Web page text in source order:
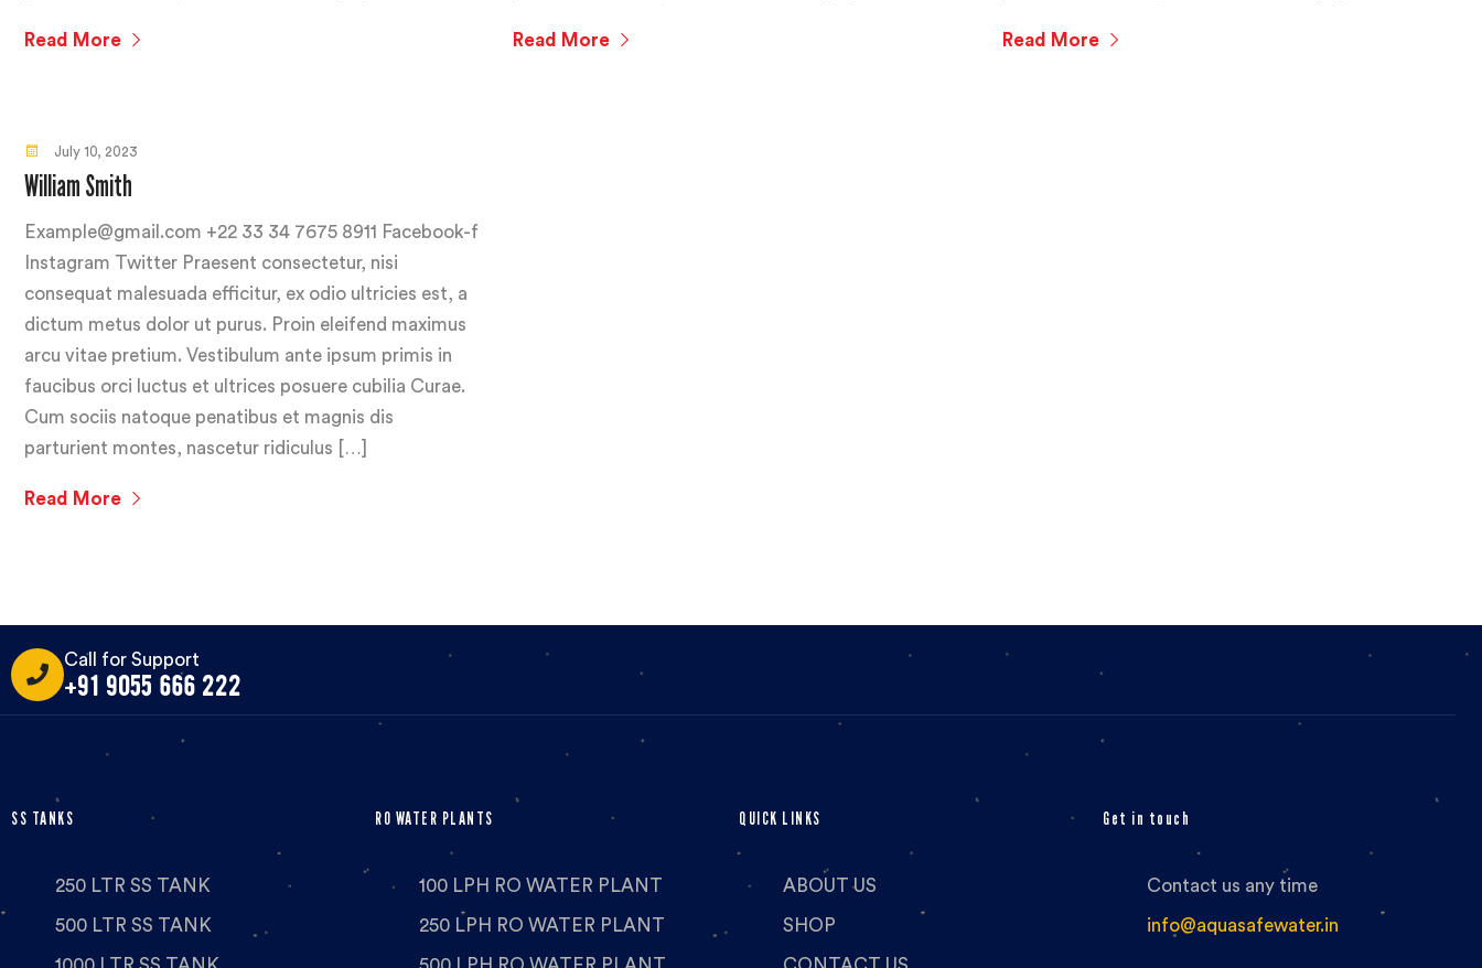
Read More Read More Read More
July 10, 2023
William Smith
Example@gmail.com +22 33 34 7675 8911 Facebook-f
Instagram Twitter Praesent consectetur, nisi
consequat malesuada efficitur, ex odio ultricies est, a
dictum metus dolor ut purus. Proin eleifend maximus
arcu vitae pretium. Vestibulum ante ipsum primis in
faucibus orci luctus et ultrices posuere cubilia Curae.
Cum sociis natoque penatibus et magnis dis
parturient montes, nascetur ridiculus […]
Read More
Call for Support
+91 9055 666 222
SS TANKS
250 LTR SS TANK
500 LTR SS TANK
RO WATER PLANTS
100 LPH RO WATER PLANT
250 LPH RO WATER PLANT
QUICK LINKS
ABOUT US
SHOP
Get in touch
Contact us any time
info@aquasafewater.in